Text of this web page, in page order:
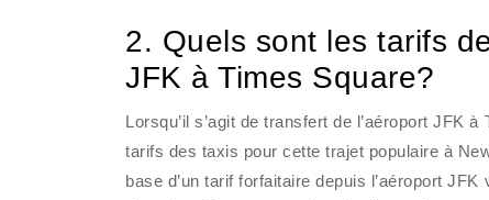
2. Quels sont les tarifs
JFK à Times Square?
Lorsqu’il s’agit de transfert de l’aéroport JFK
tarifs des taxis pour cette trajet populaire à
base d’un tarif forfaitaire depuis l’aéroport